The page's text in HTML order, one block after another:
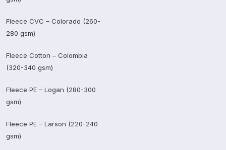
Fleece CVC – Colorado (260-
280 gsm)
Fleece Cotton – Colombia
(320-340 gsm)
Fleece PE – Logan (280-300
gsm)
Fleece PE – Larson (220-240
gsm)